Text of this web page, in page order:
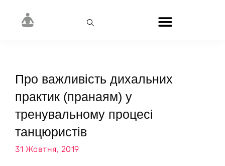
Про важливість дихальних
практик (пранаям) у
тренувальному процесі
танцюристів
31 Жовтня, 2019